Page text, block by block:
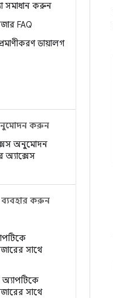
সমাধান করুন
FAQ
ডায়ালগ
করুন
অনুমোদন
অ্যাক্সেস
ব্যবহার করুন
সাথে
সাথে